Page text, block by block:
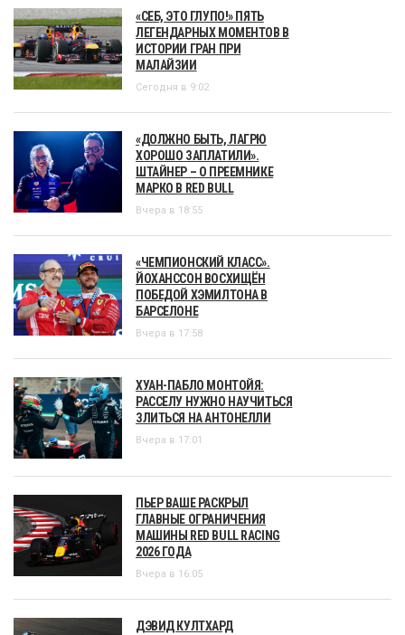
«СЕБ, ЭТО ГЛУПО!» ПЯТЬ
ЛЕГЕНДАРНЫХ МОМЕНТОВ В
ИСТОРИИ ГРАН ПРИ
МАЛАЙЗИИ
Сегодня в 9:02
«ДОЛЖНО БЫТЬ, ЛАГРЮ
ХОРОШО ЗАПЛАТИЛИ».
ШТАЙНЕР – О ПРЕЕМНИКЕ
МАРКО В RED BULL
Вчера в 18:55
«ЧЕМПИОНСКИЙ КЛАСС».
ЙОХАНССОН ВОСХИЩЁН
ПОБЕДОЙ ХЭМИЛТОНА В
БАРСЕЛОНЕ
Вчера в 17:58
ХУАН-ПАБЛО МОНТОЙЯ:
РАССЕЛУ НУЖНО НАУЧИТЬСЯ
ЗЛИТЬСЯ НА АНТОНЕЛЛИ
Вчера в 17:01
ПЬЕР ВАШЕ РАСКРЫЛ
ГЛАВНЫЕ ОГРАНИЧЕНИЯ
МАШИНЫ RED BULL RACING
2026 ГОДА
Вчера в 16:05
ДЭВИД КУЛТХАРД